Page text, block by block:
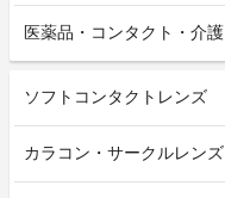
医薬品・コンタクト・介護
ソフトコンタクトレンズ
カラコン・サークルレンズ